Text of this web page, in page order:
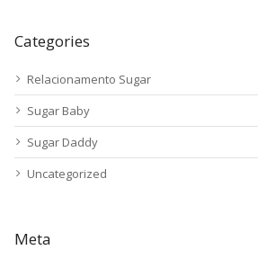
Categories
Relacionamento Sugar
Sugar Baby
Sugar Daddy
Uncategorized
Meta